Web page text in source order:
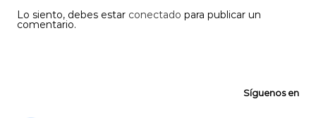
Lo siento, debes estar conectado para publicar un
comentario.
Síguenos en